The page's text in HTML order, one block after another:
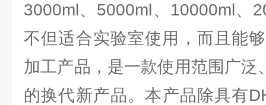
3000ml、5000ml、10000ml、
不但适合实验室使用，而且能
加工产品，是一款使用范围广泛
的换代新产品。本产品除具有